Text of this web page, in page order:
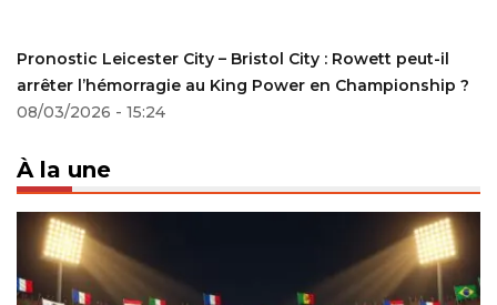
Pronostic Leicester City – Bristol City : Rowett peut-il
arrêter l’hémorragie au King Power en Championship ?
08/03/2026 - 15:24
À la une